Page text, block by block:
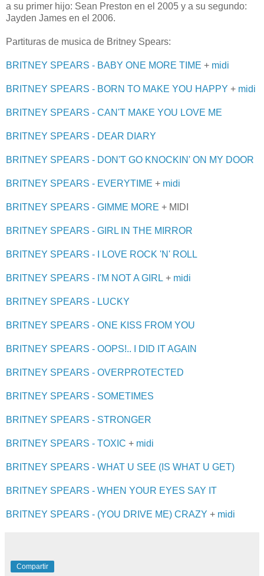
a su primer hijo: Sean Preston en el 2005 y a su segundo:
Jayden James en el 2006.
Partituras de musica de Britney Spears:
BRITNEY SPEARS - BABY ONE MORE TIME + midi
BRITNEY SPEARS - BORN TO MAKE YOU HAPPY + midi
BRITNEY SPEARS - CAN'T MAKE YOU LOVE ME
BRITNEY SPEARS - DEAR DIARY
BRITNEY SPEARS - DON'T GO KNOCKIN' ON MY DOOR
BRITNEY SPEARS - EVERYTIME + midi
BRITNEY SPEARS - GIMME MORE + MIDI
BRITNEY SPEARS - GIRL IN THE MIRROR
BRITNEY SPEARS - I LOVE ROCK 'N' ROLL
BRITNEY SPEARS - I'M NOT A GIRL + midi
BRITNEY SPEARS - LUCKY
BRITNEY SPEARS - ONE KISS FROM YOU
BRITNEY SPEARS - OOPS!.. I DID IT AGAIN
BRITNEY SPEARS - OVERPROTECTED
BRITNEY SPEARS - SOMETIMES
BRITNEY SPEARS - STRONGER
BRITNEY SPEARS - TOXIC + midi
BRITNEY SPEARS - WHAT U SEE (IS WHAT U GET)
BRITNEY SPEARS - WHEN YOUR EYES SAY IT
BRITNEY SPEARS - (YOU DRIVE ME) CRAZY + midi
Compartir